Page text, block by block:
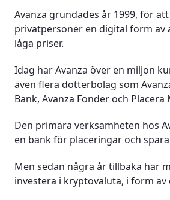
Avanza som bank
Avanza kryptovaluta i mobilen
Är Avanza säkert?
Säkerhetsfunktioner
Avgifter hos Avanza?
Att investera långsiktigt i
Avanza grundades år 1999, för
privatpersoner en digital form av
låga priser.
Idag har Avanza över en miljon
även flera dotterbolag som
Bank, Avanza Fonder och
Den primära verksamheten hos
en bank för placeringar och
Men sedan några år tillbaka har
investera i kryptovaluta, i form